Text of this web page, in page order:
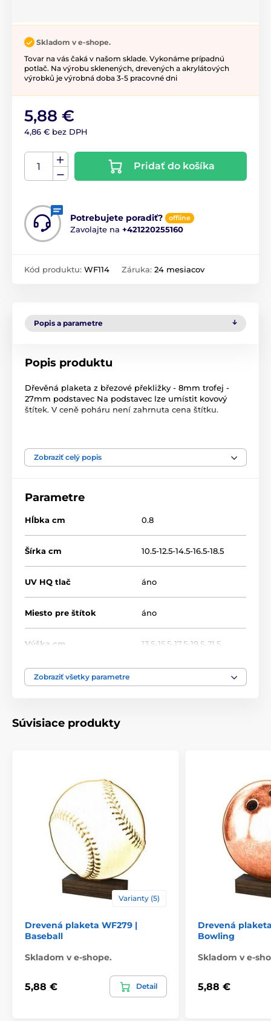
Skladom v e-shope.
Tovar na vás čaká v našom sklade. Vykonáme prípadnú
potlač. Na výrobu sklenených, drevených a akrylátových
výrobků je výrobná doba 3-5 pracovné dni
5,88 €
4,86 € bez DPH
Pridať do košíka
Potrebujete poradiť? offline
Zavolajte na +421220255160
Kód produktu: WF114 Záruka: 24 mesiacov
Popis a parametre
Popis produktu
Dřevěná plaketa z březové překližky - 8mm trofej -
27mm podstavec Na podstavec lze umístit kovový
štítek. V ceně poháru není zahrnuta cena štítku.
Bojová umenie Drevené trofeje
Zobraziť celý popis
Parametre
Hĺbka cm 0.8
Šírka cm 10.5-12.5-14.5-16.5-18.5
UV HQ tlač áno
Miesto pre štítok áno
Výška cm 13.5-15.5-17.5-19.5-21.5
Motív Karate
Zobraziť všetky parametre
Súvisiace produkty
Varianty (5)
Drevená plaketa WF279 |
Baseball
Skladom v e-shope.
5,88 € Detail
Drevená
Bowling
Skladom v e-
5,88 €